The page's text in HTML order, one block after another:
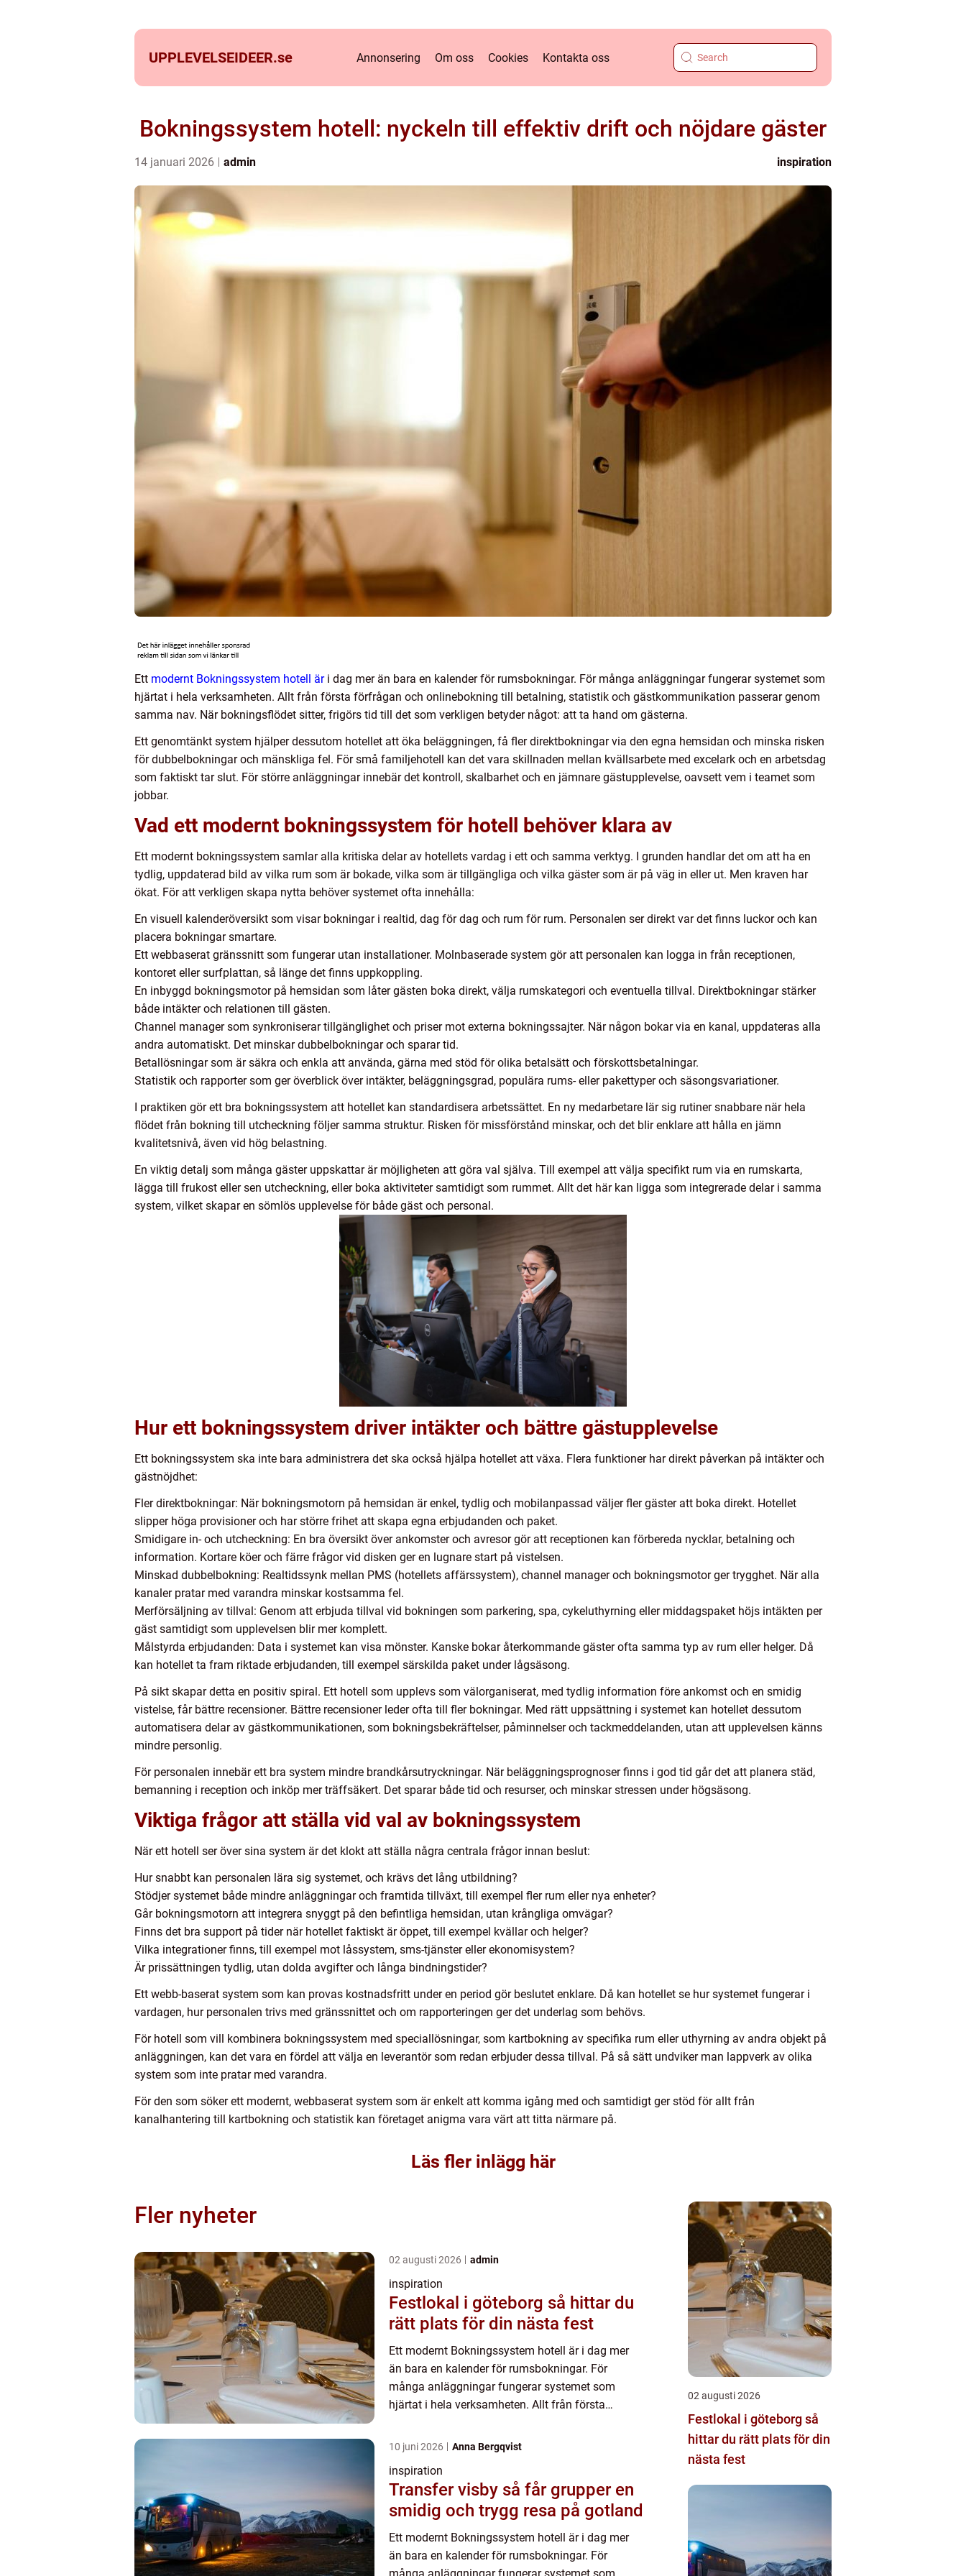
UPPLEVELSEIDEER.se Annonsering Om oss Cookies Kontakta oss
Bokningssystem hotell: nyckeln till effektiv drift och nöjdare gäster
14 januari 2026 admin inspiration
Ett modernt Bokningssystem hotell äri dag mer än bara en kalender för rumsbokningar. För många anläggningar fungerar systemet som
hjärtat i hela verksamheten. Allt från första förfrågan och onlinebokning till betalning, statistik och gästkommunikation passerar genom
samma nav. När bokningsflödet sitter, frigörs tid till det som verkligen betyder något: att ta hand om gästerna.
Ett genomtänkt system hjälper dessutom hotellet att öka beläggningen, få fler direktbokningar via den egna hemsidan och minska risken
för dubbelbokningar och mänskliga fel. För små familjehotell kan det vara skillnaden mellan kvällsarbete med excelark och en arbetsdag
som faktiskt tar slut. För större anläggningar innebär det kontroll, skalbarhet och en jämnare gästupplevelse, oavsett vem i teamet som
jobbar.
Vad ett modernt bokningssystem för hotell behöver klara av
Ett modernt bokningssystem samlar alla kritiska delar av hotellets vardag i ett och samma verktyg. I grunden handlar det om att ha en
tydlig, uppdaterad bild av vilka rum som är bokade, vilka som är tillgängliga och vilka gäster som är på väg in eller ut. Men kraven har
ökat. För att verkligen skapa nytta behöver systemet ofta innehålla:
En visuell kalenderöversikt som visar bokningar i realtid, dag för dag och rum för rum. Personalen ser direkt var det finns luckor och kan
placera bokningar smartare.
Ett webbaserat gränssnitt som fungerar utan installationer. Molnbaserade system gör att personalen kan logga in från receptionen,
kontoret eller surfplattan, så länge det finns uppkoppling.
En inbyggd bokningsmotor på hemsidan som låter gästen boka direkt, välja rumskategori och eventuella tillval. Direktbokningar stärker
både intäkter och relationen till gästen.
Channel manager som synkroniserar tillgänglighet och priser mot externa bokningssajter. När någon bokar via en kanal, uppdateras alla
andra automatiskt. Det minskar dubbelbokningar och sparar tid.
Betallösningar som är säkra och enkla att använda, gärna med stöd för olika betalsätt och förskottsbetalningar.
Statistik och rapporter som ger överblick över intäkter, beläggningsgrad, populära rums- eller pakettyper och säsongsvariationer.
I praktiken gör ett bra bokningssystem att hotellet kan standardisera arbetssättet. En ny medarbetare lär sig rutiner snabbare när hela
flödet från bokning till utcheckning följer samma struktur. Risken för missförstånd minskar, och det blir enklare att hålla en jämn
kvalitetsnivå, även vid hög belastning.
En viktig detalj som många gäster uppskattar är möjligheten att göra val själva. Till exempel att välja specifikt rum via en rumskarta,
lägga till frukost eller sen utcheckning, eller boka aktiviteter samtidigt som rummet. Allt det här kan ligga som integrerade delar i samma
system, vilket skapar en sömlös upplevelse för både gäst och personal.
Hur ett bokningssystem driver intäkter och bättre gästupplevelse
Ett bokningssystem ska inte bara administrera det ska också hjälpa hotellet att växa. Flera funktioner har direkt påverkan på intäkter och
gästnöjdhet:
Fler direktbokningar: När bokningsmotorn på hemsidan är enkel, tydlig och mobilanpassad väljer fler gäster att boka direkt. Hotellet
slipper höga provisioner och har större frihet att skapa egna erbjudanden och paket.
Smidigare in- och utcheckning: En bra översikt över ankomster och avresor gör att receptionen kan förbereda nycklar, betalning och
information. Kortare köer och färre frågor vid disken ger en lugnare start på vistelsen.
Minskad dubbelbokning: Realtidssynk mellan PMS (hotellets affärssystem), channel manager och bokningsmotor ger trygghet. När alla
kanaler pratar med varandra minskar kostsamma fel.
Merförsäljning av tillval: Genom att erbjuda tillval vid bokningen som parkering, spa, cykeluthyrning eller middagspaket höjs intäkten per
gäst samtidigt som upplevelsen blir mer komplett.
Målstyrda erbjudanden: Data i systemet kan visa mönster. Kanske bokar återkommande gäster ofta samma typ av rum eller helger. Då
kan hotellet ta fram riktade erbjudanden, till exempel särskilda paket under lågsäsong.
På sikt skapar detta en positiv spiral. Ett hotell som upplevs som välorganiserat, med tydlig information före ankomst och en smidig
vistelse, får bättre recensioner. Bättre recensioner leder ofta till fler bokningar. Med rätt uppsättning i systemet kan hotellet dessutom
automatisera delar av gästkommunikationen, som bokningsbekräftelser, påminnelser och tackmeddelanden, utan att upplevelsen känns
mindre personlig.
För personalen innebär ett bra system mindre brandkårsutryckningar. När beläggningsprognoser finns i god tid går det att planera städ,
bemanning i reception och inköp mer träffsäkert. Det sparar både tid och resurser, och minskar stressen under högsäsong.
Viktiga frågor att ställa vid val av bokningssystem
När ett hotell ser över sina system är det klokt att ställa några centrala frågor innan beslut:
Hur snabbt kan personalen lära sig systemet, och krävs det lång utbildning?
Stödjer systemet både mindre anläggningar och framtida tillväxt, till exempel fler rum eller nya enheter?
Går bokningsmotorn att integrera snyggt på den befintliga hemsidan, utan krångliga omvägar?
Finns det bra support på tider när hotellet faktiskt är öppet, till exempel kvällar och helger?
Vilka integrationer finns, till exempel mot låssystem, sms-tjänster eller ekonomisystem?
Är prissättningen tydlig, utan dolda avgifter och långa bindningstider?
Ett webb-baserat system som kan provas kostnadsfritt under en period gör beslutet enklare. Då kan hotellet se hur systemet fungerar i
vardagen, hur personalen trivs med gränssnittet och om rapporteringen ger det underlag som behövs.
För hotell som vill kombinera bokningssystem med speciallösningar, som kartbokning av specifika rum eller uthyrning av andra objekt på
anläggningen, kan det vara en fördel att välja en leverantör som redan erbjuder dessa tillval. På så sätt undviker man lappverk av olika
system som inte pratar med varandra.
För den som söker ett modernt, webbaserat system som är enkelt att komma igång med och samtidigt ger stöd för allt från
kanalhantering till kartbokning och statistik kan företaget anigma vara värt att titta närmare på.
Läs fler inlägg här
Fler nyheter
02 augusti 2026 admin
inspiration
Festlokal i göteborg så hittar du
rätt plats för din nästa fest
Ett modernt Bokningssystem hotell är i dag mer
än bara en kalender för rumsbokningar. För
många anläggningar fungerar systemet som
hjärtat i hela verksamheten. Allt från första
10 juni 2026 Anna Bergqvist
inspiration
Transfer visby så får grupper en
smidig och trygg resa på gotland
Ett modernt Bokningssystem hotell är i dag mer
än bara en kalender för rumsbokningar. För
02 augusti 2026
Festlokal i göteborg så
hittar du rätt plats för din
nästa fest